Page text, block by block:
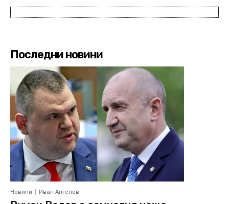
Последни новини
Новини Иван Ангелов